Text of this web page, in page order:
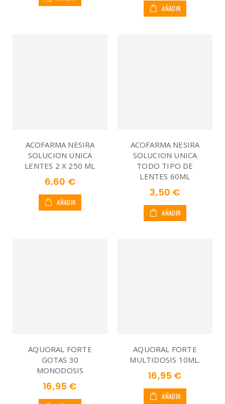
AÑADIR
ACOFARMA NESIRA
SOLUCION UNICA
LENTES 2 X 250 ML
6,60 €
AÑADIR
ACOFARMA NESIRA
SOLUCION UNICA
TODO TIPO DE
LENTES 60ML
3,50 €
AÑADIR
AQUORAL FORTE
GOTAS 30
MONODOSIS
16,95 €
AQUORAL FORTE
MULTIDOSIS 10ML.
16,95 €
AÑADIR